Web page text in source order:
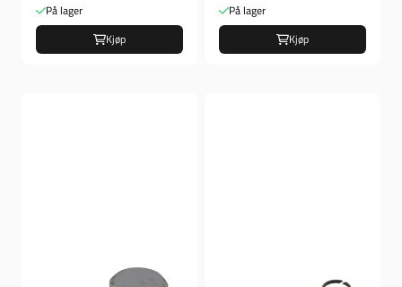
På lager
Kjøp
På lager
Kjøp